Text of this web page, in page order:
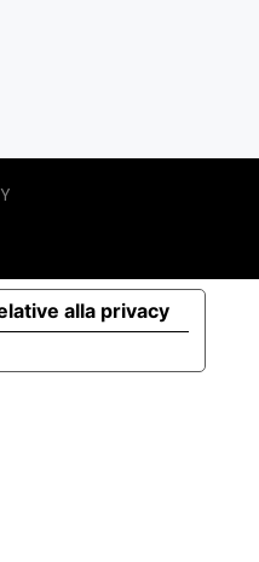
alla privacy